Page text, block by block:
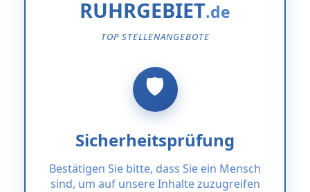
RUHRGEBIET
TOP STELLENANGEBOTE
Sicherheitsprüfung
Bestätigen Sie bitte, dass Sie ein Mensch
sind, um auf unsere Inhalte zuzugreifen